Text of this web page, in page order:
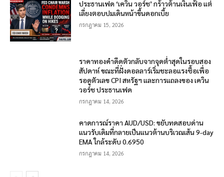
ประธานเฟด ‘เควิน วอร์ช’ กร้าวต้านเงินเฟ้อ แต่
เลี่ยงตอบปมเดินหน้าขึ้นดอกเบี้ย
กรกฎาคม 15, 2026
ราคาทองคำดีดตัวกลับจากจุดต่ำสุดในรอบสอง
สัปดาห์ ขณะที่ฝั่งดอลลาร์เริ่มชะลอแรงซื้อเพื่อ
รอดูตัวเลข CPI สหรัฐฯ และการแถลงของ เควิน
วอร์ช ประธานเฟด
กรกฎาคม 14, 2026
คาดการณ์ราคา AUD/USD: ขยับทดสอบด่าน
แนวรับเดิมที่กลายเป็นแนวต้านบริเวณเส้น 9-day
EMA ใกล้ระดับ 0.6950
กรกฎาคม 14, 2026